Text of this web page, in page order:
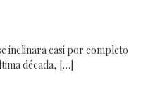
inclinara casi por completo
década, […]